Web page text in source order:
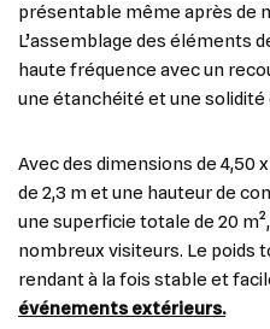
présentable même après de
L’assemblage des éléments
haute fréquence avec un
une étanchéité et une solidité
Avec des dimensions de 4,50
de 2,3 m et une hauteur de
une superficie totale de 20
nombreux visiteurs. Le poids
rendant à la fois stable et
événements extérieurs.